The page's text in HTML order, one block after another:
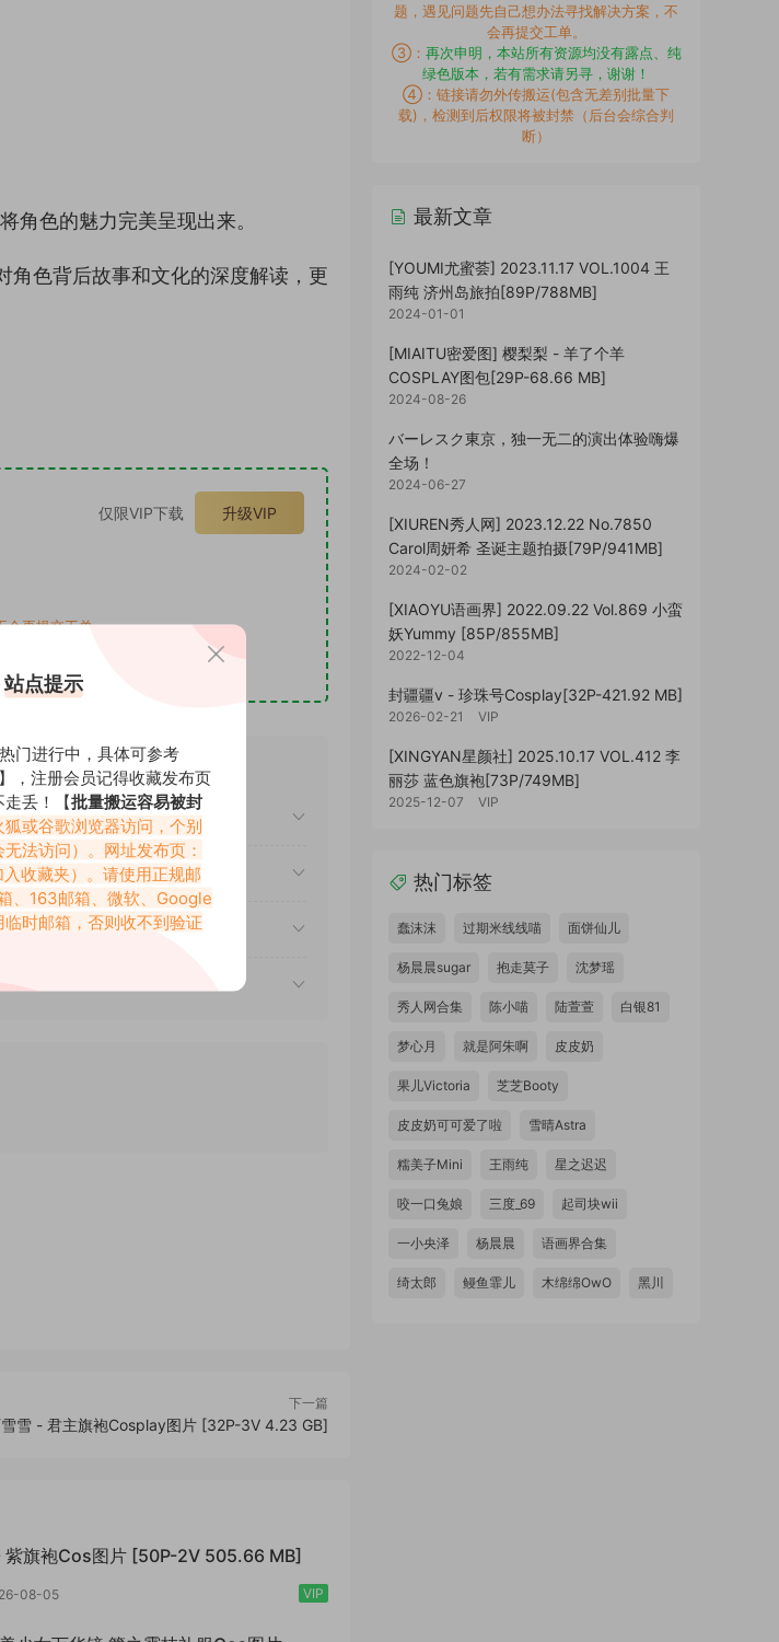
角色的魅力完美呈现出来。
角色背后故事和文化的深度解读，更
仅限VIP下载 升级VIP
会再提交工单。
下一篇
雪 - 君主旗袍Cosplay图片 [32P-3V 4.23 GB]
紫旗袍Cos图片 [50P-2V 505.66 MB]
08-05 VIP
题，遇见问题先自己想办法寻找解决方案，不
会再提交工单。
③： 再次申明，本站所有资源均没有露点、纯
绿色版本，若有需求请另寻，谢谢！
④：链接请勿外传搬运(包含无差别批量下
载)，检测到后权限将被封禁（后台会综合判
断）
最新文章
[YOUMI尤蜜荟] 2023.11.17 VOL.1004 王
雨纯 济州岛旅拍[89P/788MB]
2024-01-01
[MIAITU密爱图] 樱梨梨 - 羊了个羊
COSPLAY图包[29P-68.66 MB]
2024-08-26
バーレスク東京，独一无二的演出体验嗨爆
全场！
2024-06-27
[XIUREN秀人网] 2023.12.22 No.7850
Carol周妍希 圣诞主题拍摄[79P/941MB]
2024-02-02
[XIAOYU语画界] 2022.09.22 Vol.869 小蛮
妖Yummy [85P/855MB]
2022-12-04
封疆疆v - 珍珠号Cosplay[32P-421.92 MB]
2026-02-21 VIP
[XINGYAN星颜社] 2025.10.17 VOL.412 李
丽莎 蓝色旗袍[73P/749MB]
2025-12-07 VIP
热门标签
蠢沫沫 过期米线线喵 面饼仙儿
杨晨晨sugar 抱走莫子 沈梦瑶
秀人网合集 陈小喵 陆萱萱 白银81
梦心月 就是阿朱啊 皮皮奶
果儿Victoria 芝芝Booty
皮皮奶可可爱了啦 雪晴Astra
糯美子Mini 王雨纯 星之迟迟
咬一口兔娘 三度_69 起司块wii
一小央泽 杨晨晨 语画界合集
绮太郎 鳗鱼霏儿 木绵绵OwO 黑川
站点提示
门进行中，具体可参考
】，注册会员记得收藏发布页
丢！【批量搬运容易被封
狐或谷歌浏览器访问，个别
法访问）。网址发布页：
入收藏夹）。请使用正规邮
、163邮箱、微软、Google
时邮箱，否则收不到验证